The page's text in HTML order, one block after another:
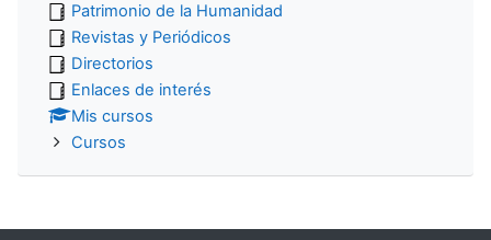
Patrimonio de la Humanidad
Revistas y Periódicos
Directorios
Enlaces de interés
Mis cursos
Cursos